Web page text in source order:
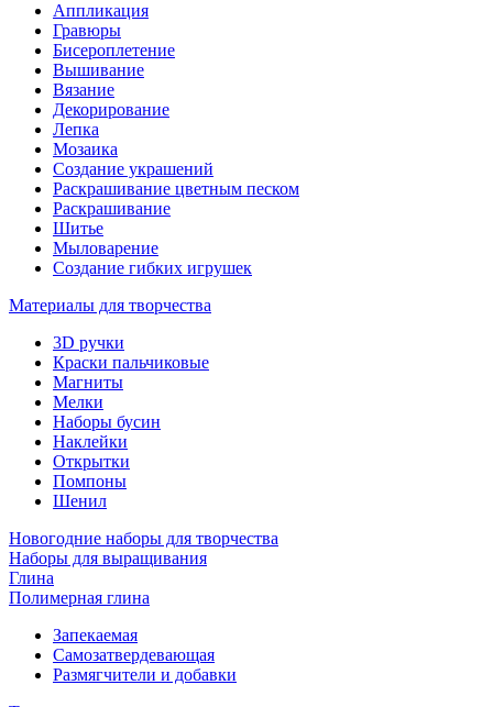
Аппликация
Гравюры
Бисероплетение
Вышивание
Вязание
Декорирование
Лепка
Мозаика
Создание украшений
Раскрашивание цветным песком
Раскрашивание
Шитье
Мыловарение
Создание гибких игрушек
Материалы для творчества
3D ручки
Краски пальчиковые
Магниты
Мелки
Наборы бусин
Наклейки
Открытки
Помпоны
Шенил
Новогодние наборы для творчества
Наборы для выращивания
Глина
Полимерная глина
Запекаемая
Самозатвердевающая
Размягчители и добавки